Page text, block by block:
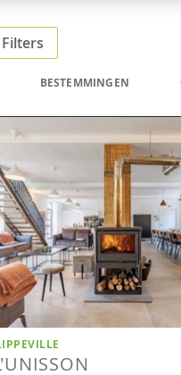
Filters
BESTEMMINGEN